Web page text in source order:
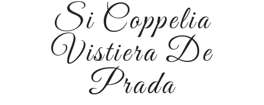
Si Coppelia
Vistiera De
Prada